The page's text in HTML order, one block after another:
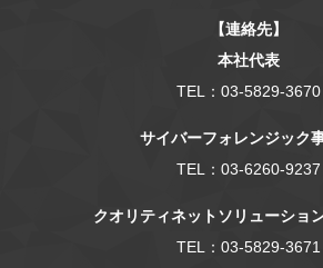
【連絡先】
本社代表
TEL：03-5829-3670
サイバーフォレンジック
TEL：03-6260-9237
クオリティネットソリューショ
TEL：03-5829-3671